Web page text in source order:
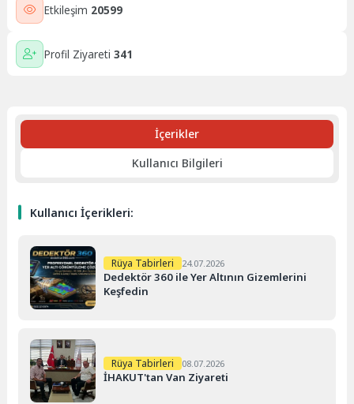
Etkileşim 20599
Profil Ziyareti 341
İçerikler
Kullanıcı Bilgileri
Kullanıcı İçerikleri:
Rüya Tabirleri 24.07.2026
Dedektör 360 ile Yer Altının Gizemlerini
Keşfedin
Rüya Tabirleri 08.07.2026
İHAKUT'tan Van Ziyareti